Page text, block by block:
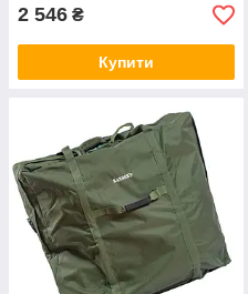
2 546 ₴
Купити